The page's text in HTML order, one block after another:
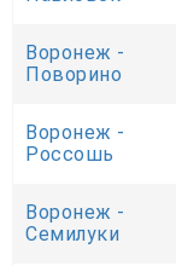
Воронеж -
Поворино
Воронеж -
Россошь
Воронеж -
Семилуки